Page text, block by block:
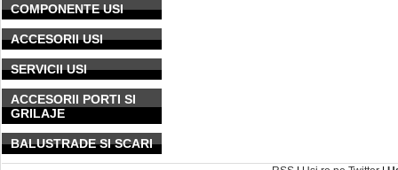
COMPONENTE USI
ACCESORII USI
SERVICII USI
ACCESORII PORTI SI
GRILAJE
BALUSTRADE SI SCARI